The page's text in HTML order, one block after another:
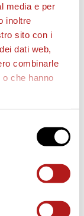
media e per
inoltre
sito con i
dati web,
combinarle
che hanno